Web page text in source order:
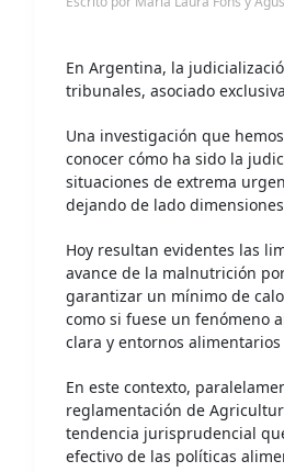
En Argentina, la
tribunales, asociado
Una investigación que
conocer cómo ha sido la
situaciones de extrema
dejando de lado
Hoy resultan evidentes las
avance de la malnutrición
garantizar un mínimo de
como si fuese un fenómeno
clara y entornos
En este contexto,
reglamentación de
tendencia jurisprudencial
efectivo de las políticas